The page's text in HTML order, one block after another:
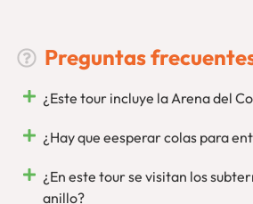
¡Quedamos En Roma! Un juego de
mucho abarca poco aprieta, queremos
asistencia in situ para lo que
primera persona. Desde aquí, desde
nuestras visitas como tour operador
Preguntas
¿Este tour incluye la Arena del
¿Hay que eesperar colas para
¿En este tour se visitan los
anillo?